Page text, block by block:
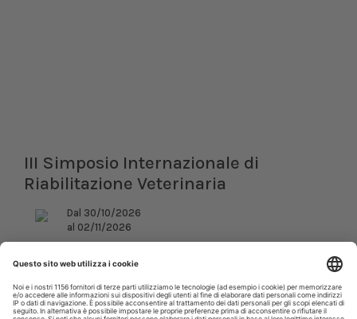
III Simposio Internazionale di
Riabilitazione Veterinaria
Dal 30/10/2026
al 02/11/2026